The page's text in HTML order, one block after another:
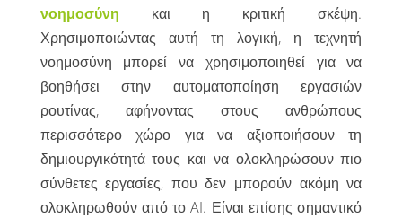
νοημοσύνη και η κριτική σκέψη.
Χρησιμοποιώντας αυτή τη λογική, η τεχνητή
νοημοσύνη μπορεί να χρησιμοποιηθεί για να
βοηθήσει στην αυτοματοποίηση εργασιών
ρουτίνας, αφήνοντας στους ανθρώπους
περισσότερο χώρο για να αξιοποιήσουν τη
δημιουργικότητά τους και να ολοκληρώσουν πιο
σύνθετες εργασίες, που δεν μπορούν ακόμη να
ολοκληρωθούν από το AI. Είναι επίσης σημαντικό